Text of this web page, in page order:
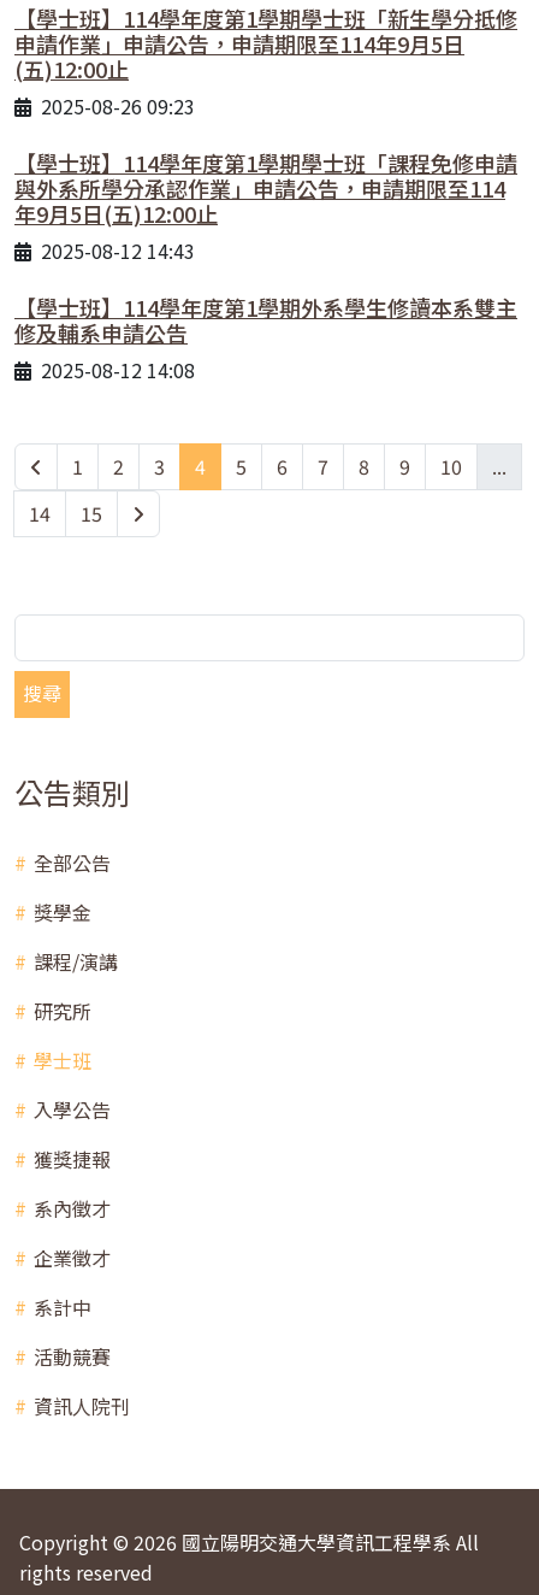
【學士班】114學年度第1學期學士班「新生學分抵修
申請作業」申請公告，申請期限至114年9月5日
(五)12:00止
2025-08-26 09:23
【學士班】114學年度第1學期學士班「課程免修申請
與外系所學分承認作業」申請公告，申請期限至114
年9月5日(五)12:00止
2025-08-12 14:43
【學士班】114學年度第1學期外系學生修讀本系雙主
修及輔系申請公告
2025-08-12 14:08
1 2 3 4 5 6 7 8 9 10
...
14
15
搜尋
公告類別
全部公告
獎學金
課程/演講
研究所
學士班
入學公告
獲獎捷報
系內徵才
企業徵才
系計中
活動競賽
資訊人院刊
Copyright © 2026 國立陽明交通大學資訊工程學系 All
rights reserved